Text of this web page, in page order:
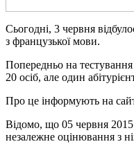
Сьогодні, 3 червня
з французької мови.
Попередньо на тестування
20 осіб, але один
Про це інформують на
Відомо, що 05 червня 2015
незалежне оцінювання з